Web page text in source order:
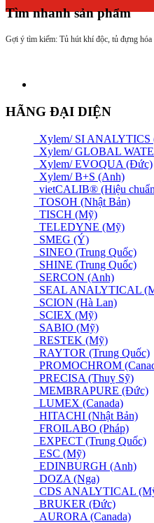
Tìm nhanh sản phẩm
Gợi ý tìm kiếm: Tủ hút khí độc, tủ đựng hóa
HÃNG ĐẠI DIỆN
Xylem/ SI ANALYTICS
Xylem/ GLOBAL
Xylem/ EVOQUA (Đức)
Xylem/ B+S (Anh)
vietCALIB® (Hiệu
TOSOH (Nhật Bản)
TISCH (Mỹ)
TELEDYNE (Mỹ)
SMEG (Ý)
SINEO (Trung Quốc)
SHINE (Trung Quốc)
SERCON (Anh)
SEAL ANALYTICAL
SCION (Hà Lan)
SCIEX (Mỹ)
SABIO (Mỹ)
RESTEK (Mỹ)
RAYTOR (Trung Quốc)
PROMOCHROM
PRECISA (Thuỵ Sỹ)
MEMBRAPURE (Đức)
LUMEX (Canada)
HITACHI (Nhật Bản)
FROILABO (Pháp)
EXPECT (Trung Quốc)
ESC (Mỹ)
EDINBURGH (Anh)
DOZA (Nga)
CDS ANALYTICAL
BRUKER (Đức)
AURORA (Canada)